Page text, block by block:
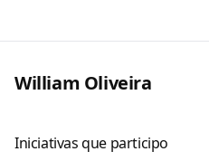
William Oliveira
Iniciativas que participo